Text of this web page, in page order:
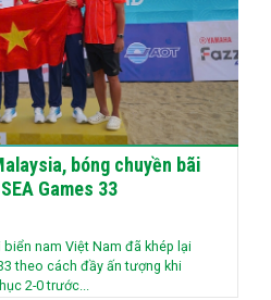
bóng chuyền bãi
Games 33
nam Việt Nam đã khép lại
theo cách đầy ấn tượng khi
2-0 trước...